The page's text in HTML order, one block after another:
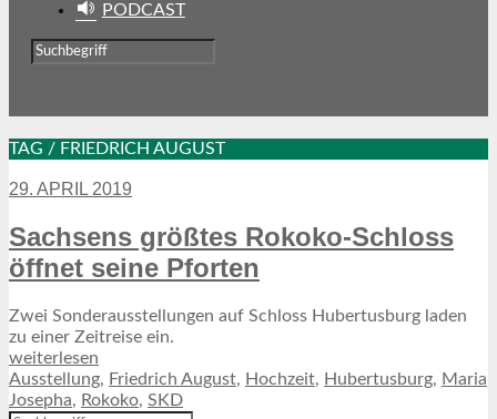
PODCAST
TAG / FRIEDRICH AUGUST
29. APRIL 2019
Sachsens größtes Rokoko-Schloss
öffnet seine Pforten
Zwei Sonderausstellungen auf Schloss Hubertusburg laden
zu einer Zeitreise ein.
weiterlesen
Ausstellung, Friedrich August, Hochzeit, Hubertusburg, Maria
Josepha, Rokoko, SKD